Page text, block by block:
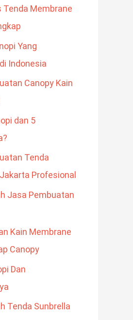
Tenda Membrane
Yang
Indonesia
Canopy Kain
dan 5
Tenda
Profesional
Jasa Pembuatan
Kain Membrane
Canopy
Dan
Tenda Sunbrella